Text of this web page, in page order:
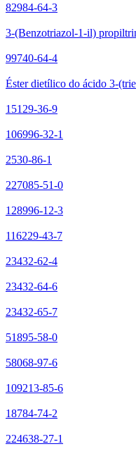
82984-64-3
3-(Benzotriazol-1-il)
99740-64-4
Éster dietílico do ácido 3-
15129-36-9
106996-32-1
2530-86-1
227085-51-0
128996-12-3
116229-43-7
23432-62-4
23432-64-6
23432-65-7
51895-58-0
58068-97-6
109213-85-6
18784-74-2
224638-27-1